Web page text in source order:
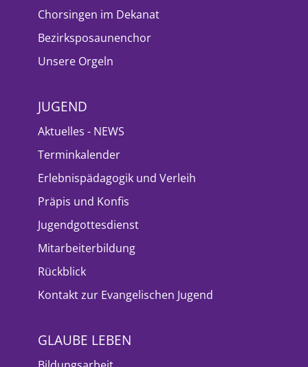
Chorsingen im Dekanat
Bezirksposaunenchor
Unsere Orgeln
JUGEND
Aktuelles - NEWS
Terminkalender
Erlebnispädagogik und Verleih
Präpis und Konfis
Jugendgottesdienst
Mitarbeiterbildung
Rückblick
Kontakt zur Evangelischen Jugend
GLAUBE LEBEN